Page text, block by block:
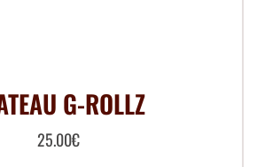
G-ROLLZ
25.00€